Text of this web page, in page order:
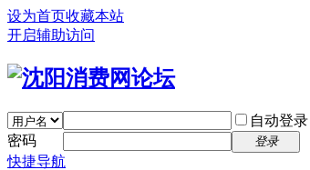
设为首页收藏本站
开启辅助访问
自动登录
密码
登录
快捷导航